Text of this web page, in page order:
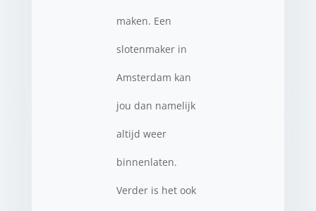
maken. Een
slotenmaker in
Amsterdam kan
jou dan namelijk
altijd weer
binnenlaten.
Verder is het ook